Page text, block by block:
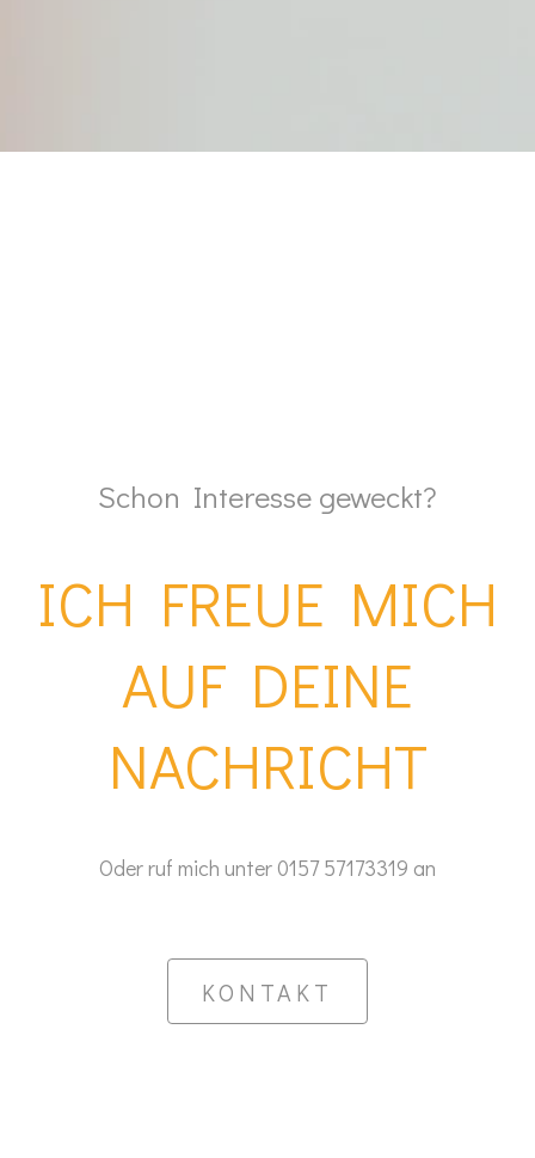
Schon Interesse geweckt?
ICH FREUE MICH
AUF DEINE
NACHRICHT
Oder ruf mich unter 0157 57173319 an
KONTAKT